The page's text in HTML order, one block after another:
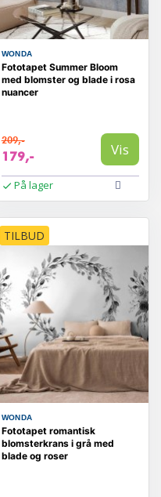
WONDA
Fototapet Summer Bloom
med blomster og blade i rosa
nuancer
209,-
179,- Vis
På lager
TILBUD
WONDA
Fototapet romantisk
blomsterkrans i grå med
blade og roser